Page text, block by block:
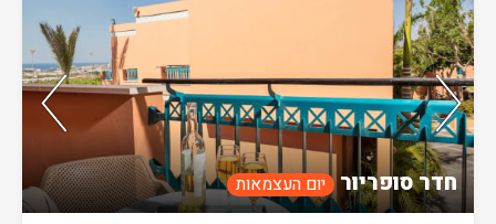
71% מהאורחים ששהו בחדר אהבו אותו
נותרו 5 חדרים אחרונים בממשק!
חדר סופריור יום העצמאות